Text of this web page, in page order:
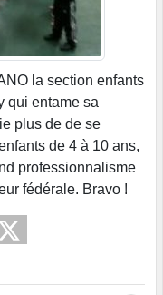
la section enfants
qui entame sa
plus de de se
de 4 à 10 ans,
professionnalisme
fédérale. Bravo !